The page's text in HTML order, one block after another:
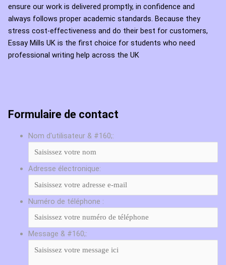
ensure our work is delivered promptly, in confidence and
always follows proper academic standards. Because they
stress cost-effectiveness and do their best for customers,
Essay Mills UK is the first choice for students who need
professional writing help across the UK
Formulaire de contact
Nom d'utilisateur & #160;:
Adresse électronique:
Numéro de téléphone :
Message & #160;: